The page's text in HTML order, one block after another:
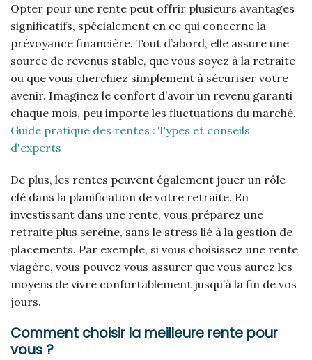
Opter pour une rente peut offrir plusieurs avantages
significatifs, spécialement en ce qui concerne la
prévoyance financière. Tout d’abord, elle assure une
source de revenus stable, que vous soyez à la retraite
ou que vous cherchiez simplement à sécuriser votre
avenir. Imaginez le confort d’avoir un revenu garanti
chaque mois, peu importe les fluctuations du marché.
Guide pratique des rentes : Types et conseils
d'experts
De plus, les rentes peuvent également jouer un rôle
clé dans la planification de votre retraite. En
investissant dans une rente, vous préparez une
retraite plus sereine, sans le stress lié à la gestion de
placements. Par exemple, si vous choisissez une rente
viagère, vous pouvez vous assurer que vous aurez les
moyens de vivre confortablement jusqu’à la fin de vos
jours.
Comment choisir la meilleure rente pour
vous ?